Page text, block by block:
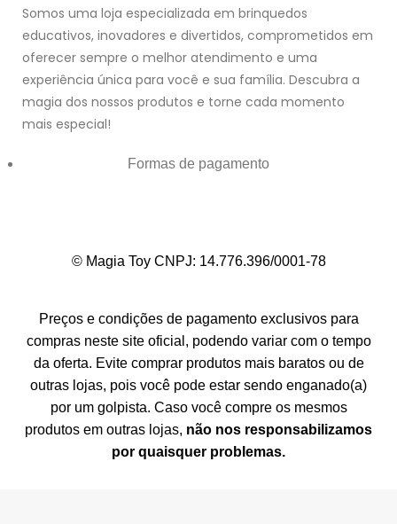
Somos uma loja especializada em brinquedos
educativos, inovadores e divertidos, comprometidos em
oferecer sempre o melhor atendimento e uma
experiência única para você e sua família. Descubra a
magia dos nossos produtos e torne cada momento
mais especial!
Formas de pagamento
© Magia Toy CNPJ: 14.776.396/0001-78
Preços e condições de pagamento exclusivos para
compras neste site oficial, podendo variar com o tempo
da oferta. Evite comprar produtos mais baratos ou de
outras lojas, pois você pode estar sendo enganado(a)
por um golpista. Caso você compre os mesmos
produtos em outras lojas, não nos responsabilizamos
por quaisquer problemas.